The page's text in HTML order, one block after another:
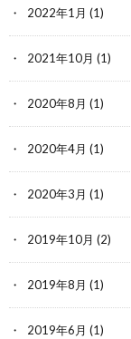
2022年1月 (1)
2021年10月 (1)
2020年8月 (1)
2020年4月 (1)
2020年3月 (1)
2019年10月 (2)
2019年8月 (1)
2019年6月 (1)